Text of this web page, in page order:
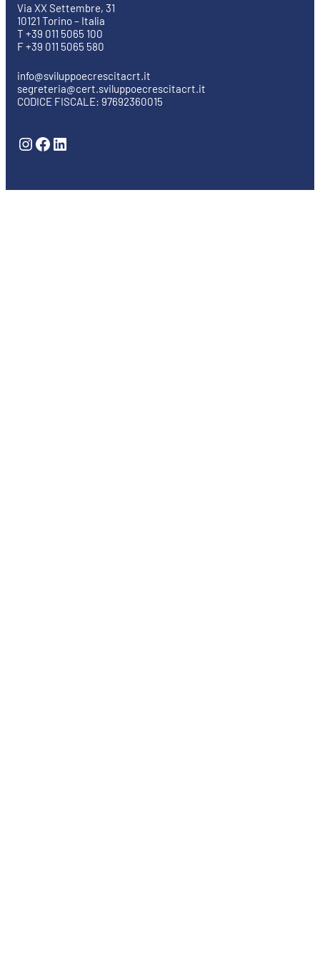
Via XX Settembre, 31
10121 Torino – Italia
T +39 011 5065 100
F +39 011 5065 580
info@sviluppoecrescitacrt.it
segreteria@cert.sviluppoecrescitacrt.it
CODICE FISCALE: 97692360015
Instagram Facebook LinkedIn